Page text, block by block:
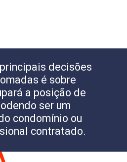
decisões
é sobre
a posição de
ser um
condomínio ou
contratado.